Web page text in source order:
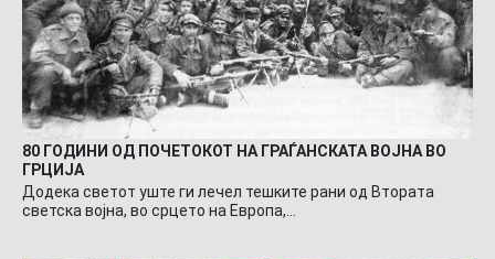
80 ГОДИНИ ОД ПОЧЕТОКОТ НА ГРАЃАНСКАТА ВОЈНА ВО
ГРЦИЈА
Додека светот уште ги лечел тешките рани од Втората
светска војна, во срцето на Европа,…